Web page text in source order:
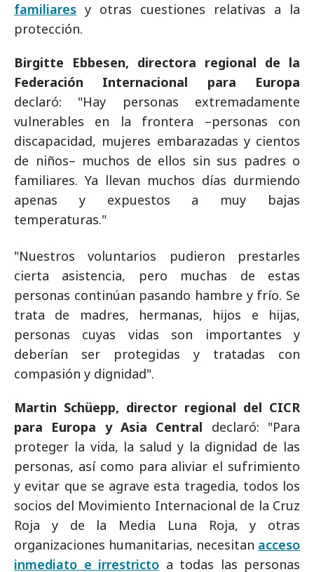
familiares y otras cuestiones relativas a la
protección.
Birgitte Ebbesen, directora regional de la
Federación Internacional para Europa
declaró: "Hay personas extremadamente
vulnerables en la frontera –personas con
discapacidad, mujeres embarazadas y cientos
de niños– muchos de ellos sin sus padres o
familiares. Ya llevan muchos días durmiendo
apenas y expuestos a muy bajas
temperaturas."
"Nuestros voluntarios pudieron prestarles
cierta asistencia, pero muchas de estas
personas continúan pasando hambre y frío. Se
trata de madres, hermanas, hijos e hijas,
personas cuyas vidas son importantes y
deberían ser protegidas y tratadas con
compasión y dignidad".
Martin Schüepp, director regional del CICR
para Europa y Asia Central declaró: "Para
proteger la vida, la salud y la dignidad de las
personas, así como para aliviar el sufrimiento
y evitar que se agrave esta tragedia, todos los
socios del Movimiento Internacional de la Cruz
Roja y de la Media Luna Roja, y otras
organizaciones humanitarias, necesitan acceso
inmediato e irrestricto a todas las personas